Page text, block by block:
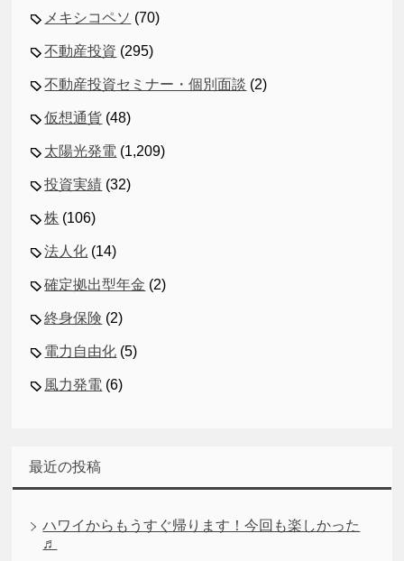
メキシコペソ (70)
不動産投資 (295)
不動産投資セミナー・個別面談 (2)
仮想通貨 (48)
太陽光発電 (1,209)
投資実績 (32)
株 (106)
法人化 (14)
確定拠出型年金 (2)
終身保険 (2)
電力自由化 (5)
風力発電 (6)
最近の投稿
ハワイからもうすぐ帰ります！今回も楽しかった
♬